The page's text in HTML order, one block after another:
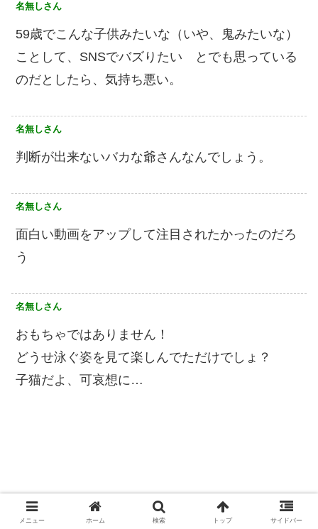
名無しさん
59歳でこんな子供みたいな（いや、鬼みたいな）
ことして、SNSでバズりたい とでも思っている
のだとしたら、気持ち悪い。
名無しさん
判断が出来ないバカな爺さんなんでしょう。
名無しさん
面白い動画をアップして注目されたかったのだろ
う
名無しさん
おもちゃではありません！
どうせ泳ぐ姿を見て楽しんでただけでしょ？
子猫だよ、可哀想に…
メニュー ホーム 検索 トップ サイドバー